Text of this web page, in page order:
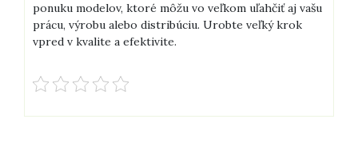
ponuku modelov, ktoré môžu vo veľkom uľahčiť aj vašu
prácu, výrobu alebo distribúciu. Urobte veľký krok
vpred v kvalite a efektivite.